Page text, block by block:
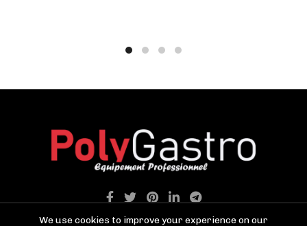
We use cookies to improve your experience on our